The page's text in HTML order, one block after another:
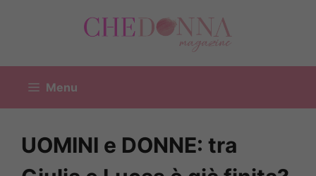
Menu
UOMINI e DONNE: tra